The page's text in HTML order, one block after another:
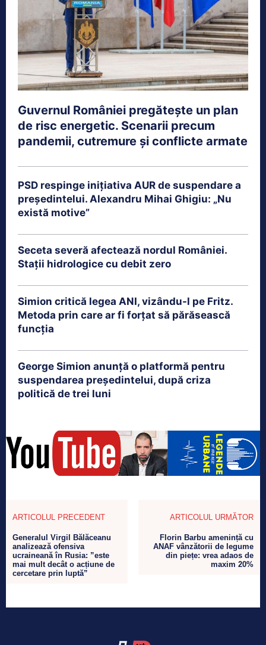
Guvernul României pregătește un plan
de risc energetic. Scenarii precum
pandemii, cutremure și conflicte armate
PSD respinge inițiativa AUR de suspendare a
președintelui. Alexandru Mihai Ghigiu: „Nu
există motive”
Seceta severă afectează nordul României.
Stații hidrologice cu debit zero
Simion critică legea ANI, vizându-l pe Fritz.
Metoda prin care ar fi forțat să părăsească
funcția
George Simion anunță o platformă pentru
suspendarea președintelui, după criza
politică de trei luni
ARTICOLUL PRECEDENT
Generalul Virgil Bălăceanu
analizează ofensiva
ucraineană în Rusia: ”este
mai mult decât o acțiune de
cercetare prin luptă”
ARTICOLUL URMĂTOR
Florin Barbu amenință cu
ANAF vânzătorii de legume
din piețe: vrea adaos de
maxim 20%